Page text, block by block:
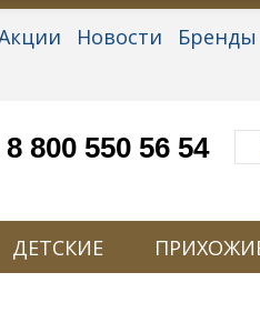
Новости Бренды
8 800 550 56 54
ДЕТСКИЕ